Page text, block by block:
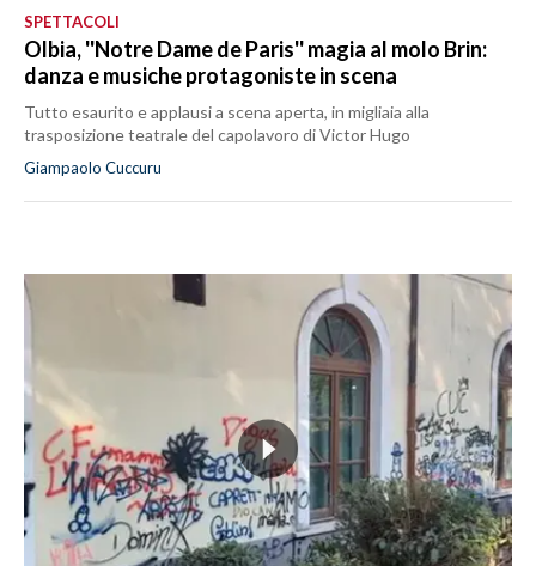
SPETTACOLI
Olbia, ''Notre Dame de Paris'' magia al molo Brin:
danza e musiche protagoniste in scena
Tutto esaurito e applausi a scena aperta, in migliaia alla
trasposizione teatrale del capolavoro di Victor Hugo
Giampaolo Cuccuru